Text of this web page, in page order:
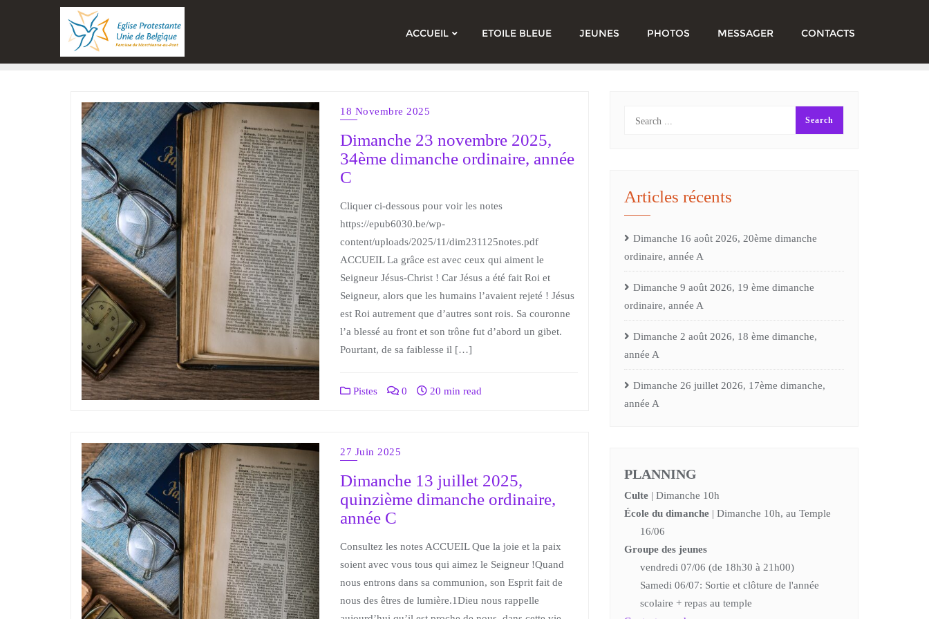
ACCUEIL ETOILE BLEUE JEUNES PHOTOS MESSAGER CONTACTS
18 Novembre 2025
Dimanche 23 novembre 2025,
34ème dimanche ordinaire, année
C
Cliquer ci-dessous pour voir les notes
https://epub6030.be/wp-
content/uploads/2025/11/dim231125notes.pdf
ACCUEIL La grâce est avec ceux qui aiment le
Seigneur Jésus-Christ ! Car Jésus a été fait Roi et
Seigneur, alors que les humains l’avaient rejeté ! Jésus
est Roi autrement que d’autres sont rois. Sa couronne
l’a blessé au front et son trône fut d’abord un gibet.
Pourtant, de sa faiblesse il […]
Pistes 0 20 min read
27 Juin 2025
Dimanche 13 juillet 2025,
quinzième dimanche ordinaire,
année C
Consultez les notes ACCUEIL Que la joie et la paix
soient avec vous tous qui aimez le Seigneur !Quand
nous entrons dans sa communion, son Esprit fait de
nous des êtres de lumière.1Dieu nous rappelle
Articles récents
Dimanche 16 août 2026, 20ème dimanche
ordinaire, année A
Dimanche 9 août 2026, 19 ème dimanche
ordinaire, année A
Dimanche 2 août 2026, 18 ème dimanche,
année A
Dimanche 26 juillet 2026, 17ème dimanche,
année A
PLANNING
Culte | Dimanche 10h
École du dimanche | Dimanche 10h, au Temple
16/06
Groupe des jeunes
vendredi 07/06 (de 18h30 à 21h00)
Samedi 06/07: Sortie et clôture de l'année
scolaire + repas au temple